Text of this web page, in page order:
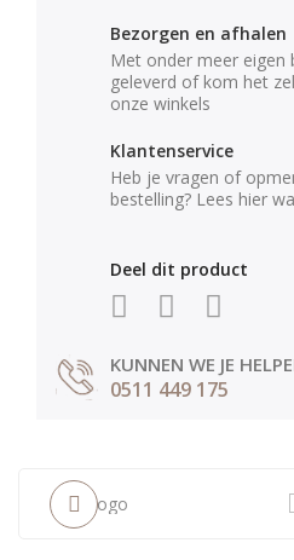
Bezorgen en afhalen
Met onder meer eigen
geleverd of kom het
onze winkels
Klantenservice
Heb je vragen of
bestelling? Lees hier
Deel dit product
KUNNEN WE JE
0511 449 175